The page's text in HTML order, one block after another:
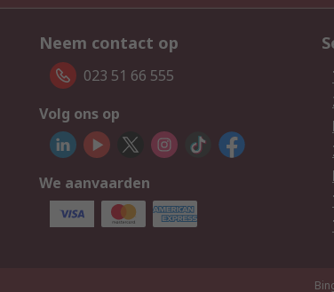
Neem contact op
023 51 66 555
Volg ons op
We aanvaarden